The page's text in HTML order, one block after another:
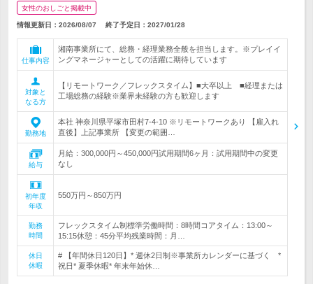
女性のおしごと掲載中
情報更新日：2026/08/07 終了予定日： 2027/01/28
仕事内容
湘南事業所にて、総務・経理業務全般を担当します。※プレイイ
ングマネージャーとしての活躍に期待しています
対象と
なる方
【リモートワーク／フレックスタイム】■大卒以上 ■経理または
工場総務の経験※業界未経験の方も歓迎します
勤務地
本社 神奈川県平塚市田村7-4-10 ※リモートワークあり 【雇入れ
直後】上記事業所 【変更の範囲…
給与
月給：300,000円～450,000円試用期間6ヶ月：試用期間中の変更
なし
初年度
年収
550万円～850万円
勤務
時間
フレックスタイム制標準労働時間：8時間コアタイム：13:00～
15:15休憩：45分平均残業時間：月…
休日
休暇
# 【年間休日120日】* 週休2日制※事業所カレンダーに基づく *
祝日* 夏季休暇* 年末年始休…